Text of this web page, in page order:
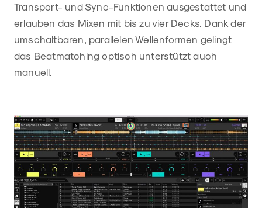
Transport- und Sync-Funktionen ausgestattet und
erlauben das Mixen mit bis zu vier Decks. Dank der
umschaltbaren, parallelen Wellenformen gelingt
das Beatmatching optisch unterstützt auch
manuell.